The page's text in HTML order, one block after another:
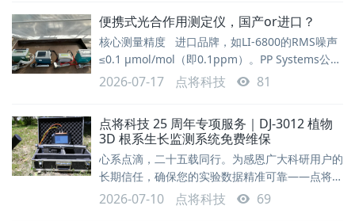
品，如何选择适合需求的设备？本文梳理了四款主
流便携式土壤水分速测仪的核心特点与选型建议，
供参考交流。一、核心参数对比对比维度
TDR350/150WET1
便携式光合作用测定仪，国产or进口？
核心测量精度 进口品牌，如LI-6800的RMS噪声
≤0.1 μmol/mol（即0.1ppm）。PP Systems公司
的CIRAS系列采用“自动调零”技术，保证了长期测
量的稳定性。这两个品牌都行业标杆，也是国内进
高的。 国产品牌：低端型号的精度基本在
±3ppm，有的是量程的3%（60ppm左右了），
与进
2026-07-17 点将科技 81
点将科技 25 周年专项服务｜DJ-3012 植物
3D 根系生长监测系统免费维保
心系点滴，二十五载同行。为感恩广大科研用户的
长期信任，确保您的实验数据精准可靠——点将科
技25周年专项维保计划，正式启动。 您将免费获
2026-07-10 点将科技 69